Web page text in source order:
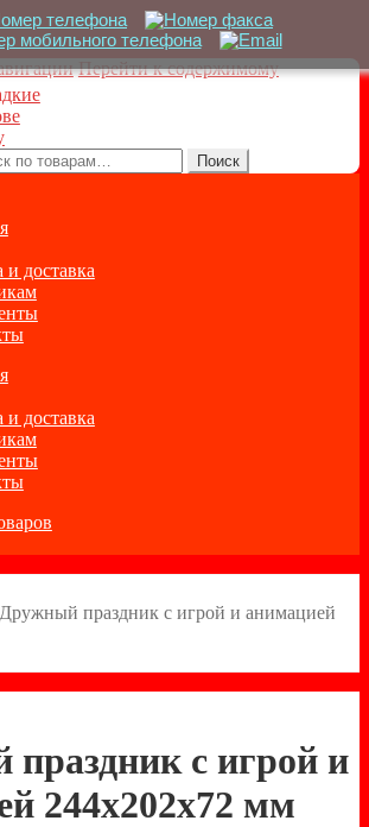
Перейти к содержимому
Поиск
и доставка
и доставка
Дружный праздник с игрой и анимацией
с игрой и
244х202х72 мм